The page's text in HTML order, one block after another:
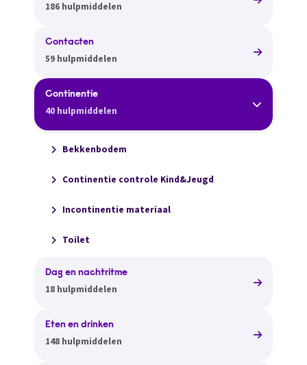
186 hulpmiddelen
Contacten
59 hulpmiddelen
Continentie
40 hulpmiddelen
Bekkenbodem
Continentie controle Kind&Jeugd
Incontinentie materiaal
Toilet
Dag en nachtritme
18 hulpmiddelen
Eten en drinken
148 hulpmiddelen